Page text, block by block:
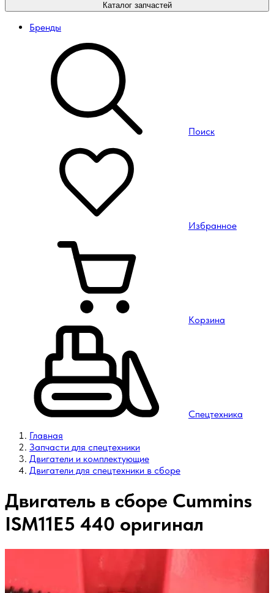
Каталогзапчастей
Бренды
Поиск
Избранное
Корзина
Спецтехника
Главная
Запчасти для спецтехники
Двигатели и комплектующие
Двигатели для спецтехники в сборе
Двигатель в сборе Cummins
ISM11E5 440 оригинал